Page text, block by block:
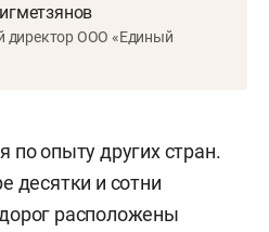
директор ООО «Единый
по опыту других стран.
десятки и сотни
расположены